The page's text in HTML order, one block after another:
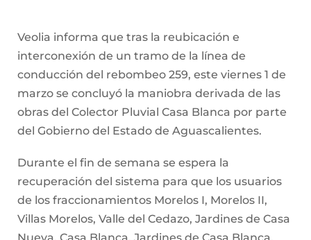
Veolia informa que tras la reubicación e
interconexión de un tramo de la línea de
conducción del rebombeo 259, este viernes 1 de
marzo se concluyó la maniobra derivada de las
obras del Colector Pluvial Casa Blanca por parte
del Gobierno del Estado de Aguascalientes.
Durante el fin de semana se espera la
recuperación del sistema para que los usuarios
de los fraccionamientos Morelos I, Morelos II,
Villas Morelos, Valle del Cedazo, Jardines de Casa